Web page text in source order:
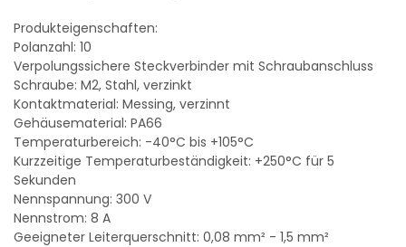
Produkteigenschaften:
Polanzahl: 10
Verpolungssichere Steckverbinder mit Schraubanschluss
Schraube: M2, Stahl, verzinkt
Kontaktmaterial: Messing, verzinnt
Gehäusematerial: PA66
Temperaturbereich: -40°C bis +105°C
Kurzzeitige Temperaturbeständigkeit: +250°C für 5
Sekunden
Nennspannung: 300 V
Nennstrom: 8 A
Geeigneter Leiterquerschnitt: 0,08 mm² - 1,5 mm²